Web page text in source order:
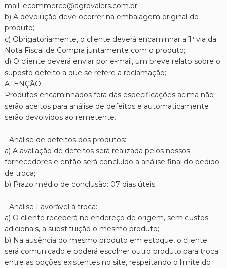
mail: ecommerce@agrovalers.com.br;
b) A devolução deve ocorrer na embalagem original do
produto;
c) Obrigatoriamente, o cliente deverá encaminhar a 1ª via da
Nota Fiscal de Compra juntamente com o produto;
d) O cliente deverá enviar por e-mail, um breve relato sobre o
suposto defeito a que se refere a reclamação;
ATENÇÃO
Produtos encaminhados fora das especificações acima não
serão aceitos para análise de defeitos e automaticamente
serão devolvidos ao remetente.
- Análise de defeitos dos produtos:
a) A avaliação de defeitos será realizada pelos nossos
fornecedores e então será concluído a análise final do pedido
de troca;
b) Prazo médio de conclusão: 07 dias úteis.
- Análise Favorável à troca:
a) O cliente receberá no endereço de origem, sem custos
adicionais, a substituição o mesmo produto;
b) Na ausência do mesmo produto em estoque, o cliente
será comunicado e poderá escolher outro produto para troca
entre as opções existentes no site, respeitando o limite do